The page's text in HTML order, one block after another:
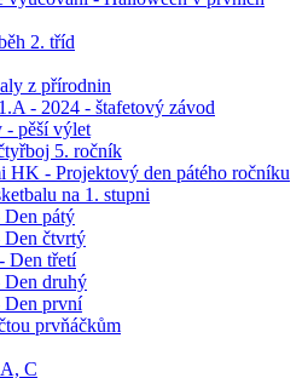
2. tříd
z přírodnin
- 2024 - štafetový závod
- pěší výlet
5. ročník
HK - Projektový den pátého ročníku
na 1. stupni
Den pátý
Den čtvrtý
Den třetí
Den druhý
Den první
prvňáčkům
C